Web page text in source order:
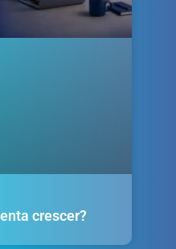
crescer?